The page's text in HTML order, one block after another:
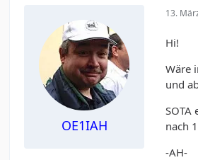
OE1IAH
13.
Hi!
Wäre
und
nach
-AH-